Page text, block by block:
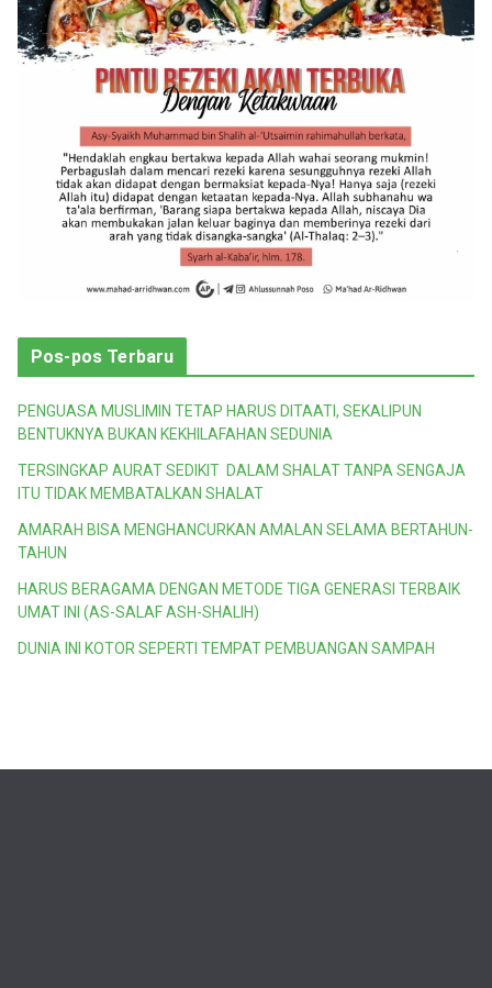
Pos-pos Terbaru
PENGUASA MUSLIMIN TETAP HARUS DITAATI, SEKALIPUN
BENTUKNYA BUKAN KEKHILAFAHAN SEDUNIA
TERSINGKAP AURAT SEDIKIT DALAM SHALAT TANPA SENGAJA
ITU TIDAK MEMBATALKAN SHALAT
AMARAH BISA MENGHANCURKAN AMALAN SELAMA BERTAHUN-
TAHUN
HARUS BERAGAMA DENGAN METODE TIGA GENERASI TERBAIK
UMAT INI (AS-SALAF ASH-SHALIH)
DUNIA INI KOTOR SEPERTI TEMPAT PEMBUANGAN SAMPAH